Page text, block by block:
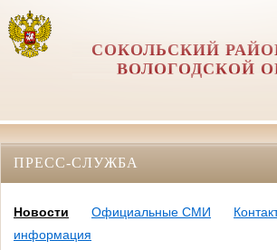
СОКОЛЬСКИЙ
ВОЛОГОДСКОЙ
ПРЕСС-СЛУЖБА
Новости Официальные СМИ
информация